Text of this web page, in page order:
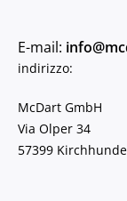
E-mail:
indirizzo:
McDart GmbH
Via Olper 34
57399